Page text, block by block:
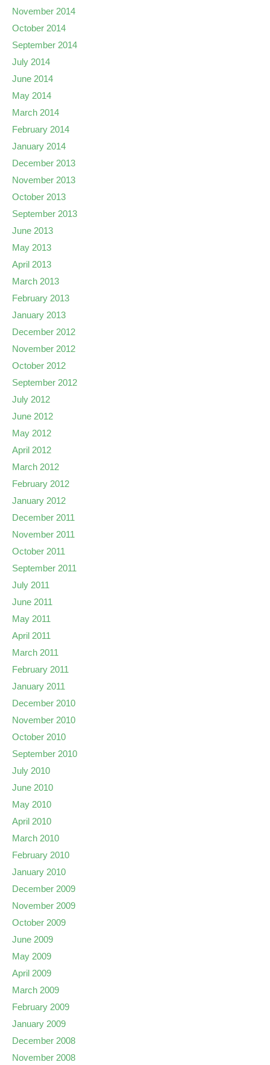
November 2014
October 2014
September 2014
July 2014
June 2014
May 2014
March 2014
February 2014
January 2014
December 2013
November 2013
October 2013
September 2013
June 2013
May 2013
April 2013
March 2013
February 2013
January 2013
December 2012
November 2012
October 2012
September 2012
July 2012
June 2012
May 2012
April 2012
March 2012
February 2012
January 2012
December 2011
November 2011
October 2011
September 2011
July 2011
June 2011
May 2011
April 2011
March 2011
February 2011
January 2011
December 2010
November 2010
October 2010
September 2010
July 2010
June 2010
May 2010
April 2010
March 2010
February 2010
January 2010
December 2009
November 2009
October 2009
June 2009
May 2009
April 2009
March 2009
February 2009
January 2009
December 2008
November 2008